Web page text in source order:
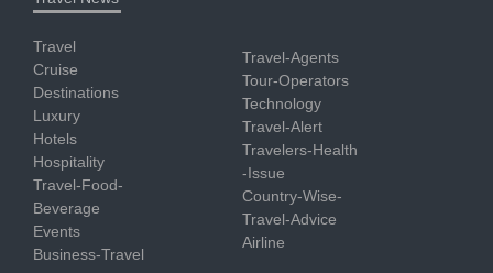
Travel
Cruise
Destinations
Luxury
Hotels
Hospitality
Travel-Food-
Beverage
Events
Business-Travel
Travel-Agents
Tour-Operators
Technology
Travel-Alert
Travelers-Health
-Issue
Country-Wise-
Travel-Advice
Airline